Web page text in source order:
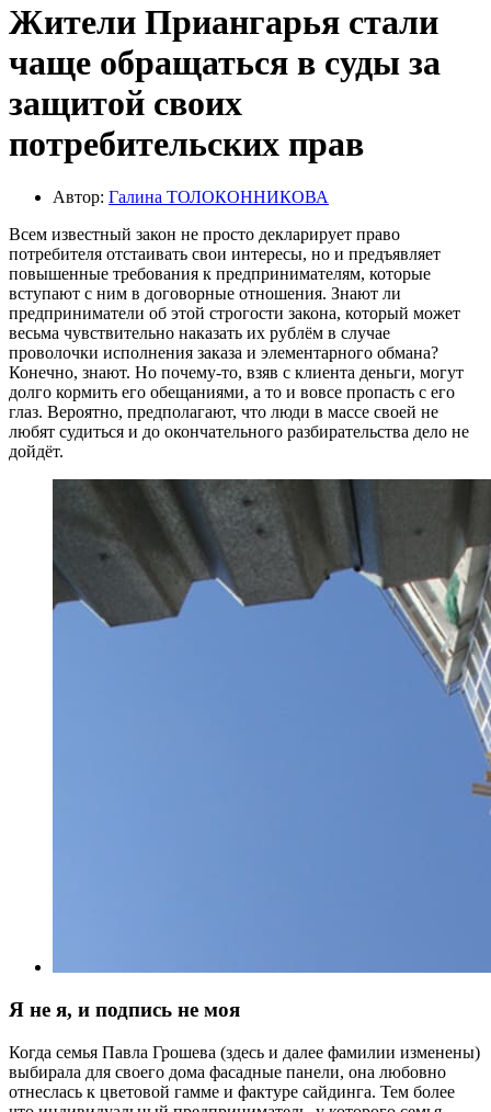
Жители Приангарья стали
чаще обращаться в суды за
защитой своих
потребительских прав
Автор: Галина ТОЛОКОННИКОВА
Всем известный закон не просто декларирует право
потребителя отстаивать свои интересы, но и предъявляет
повышенные требования к предпринимателям, которые
вступают с ним в договорные отношения. Знают ли
предприниматели об этой строгости закона, который может
весьма чувствительно наказать их рублём в случае
проволочки исполнения заказа и элементарного обмана?
Конечно, знают. Но почему-то, взяв с клиента деньги, могут
долго кормить его обещаниями, а то и вовсе пропасть с его
глаз. Вероятно, предполагают, что люди в массе своей не
любят судиться и до окончательного разбирательства дело не
дойдёт.
Я не я, и подпись не моя
Когда семья Павла Грошева (здесь и далее фамилии изменены)
выбирала для своего дома фасадные панели, она любовно
отнеслась к цветовой гамме и фактуре сайдинга. Тем более